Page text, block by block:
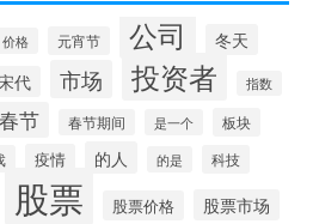
价格 元宵节 公司 冬天
代 市场 投资者 指数
春节 春节期间 是一个 板块
疫情 的人 的是 科技
股票 股票价格 股票市场